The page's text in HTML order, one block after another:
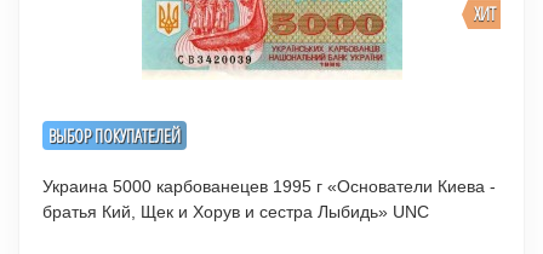
ВЫБОР ПОКУПАТЕЛЕЙ
ХИТ
Украина 5000 карбованецев 1995 г «Основатели Киева -
братья Кий, Щек и Хорув и сестра Лыбидь» UNC